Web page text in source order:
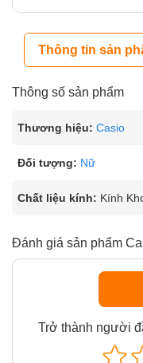
Thông tin sản
Thông số sản phẩm
Thương hiệu: Casio
Đối tượng: Nữ
Chất liệu kính: Kính
Đánh giá sản phẩm
Trở thành người